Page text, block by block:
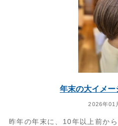
年末の大イメー
2026年01
昨年の年末に、10年以上前か